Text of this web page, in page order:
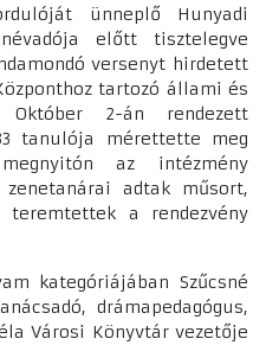
ünneplő Hunyadi
előtt tisztelegve
versenyt hirdetett
tartozó állami és
2-án rendezett
tanulója mérettette meg
az intézmény
adtak műsort,
a rendezvény
kategóriájában Szűcsné
drámapedagógus,
Városi Könyvtár vezetője